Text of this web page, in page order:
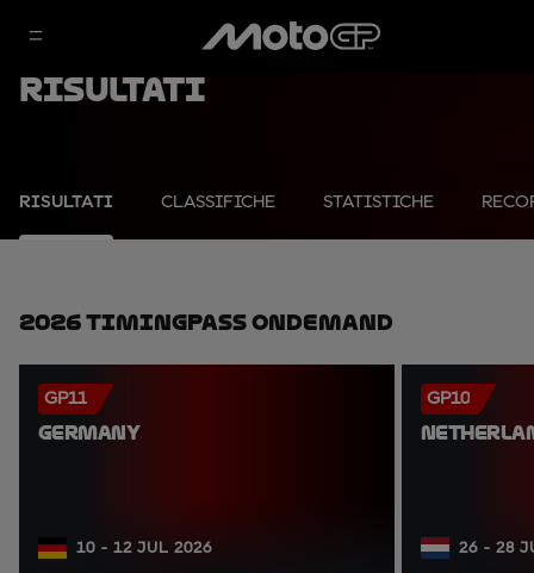
Risultati
RISULTATI CLASSIFICHE STATISTICHE
2026 TimingPass OnDemand
GP11
GERMANY
10 - 12 JUL 2026
GP10
26 - 28